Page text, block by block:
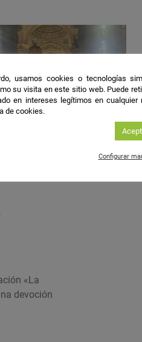
«La
devoción
usamos cookies o tecnologías
su visita en este sitio web. Puede
en intereses legítimos en
de cookies.
Configurar